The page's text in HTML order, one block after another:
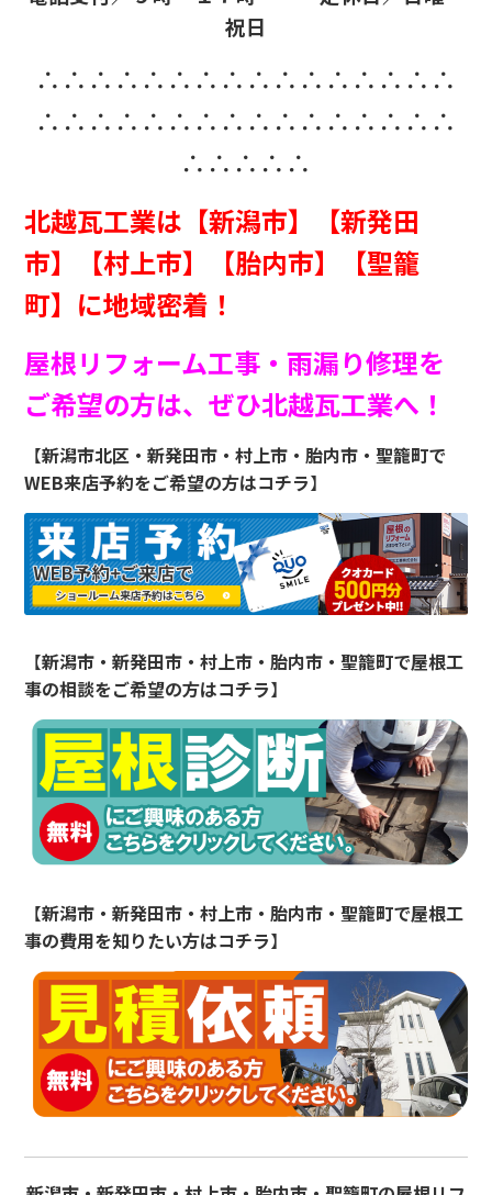
祝日
∴∴∴∴∴∴∴∴∴∴∴∴∴∴∴∴
∴∴∴∴∴∴∴∴∴∴∴∴∴∴∴∴
∴∴∴∴∴
北越瓦工業は【新潟市】【新発田
市】【村上市】【胎内市】【聖籠
町】に地域密着！
屋根リフォーム工事・雨漏り修理を
ご希望の方は、ぜひ北越瓦工業へ！
【新潟市北区・新発田市・村上市・胎内市・聖籠町で
WEB来店予約をご希望の方はコチラ】
【新潟市・新発田市・村上市・胎内市・聖籠町で屋根工
事の相談をご希望の方はコチラ】
【新潟市・新発田市・村上市・胎内市・聖籠町で屋根工
事の費用を知りたい方はコチラ】